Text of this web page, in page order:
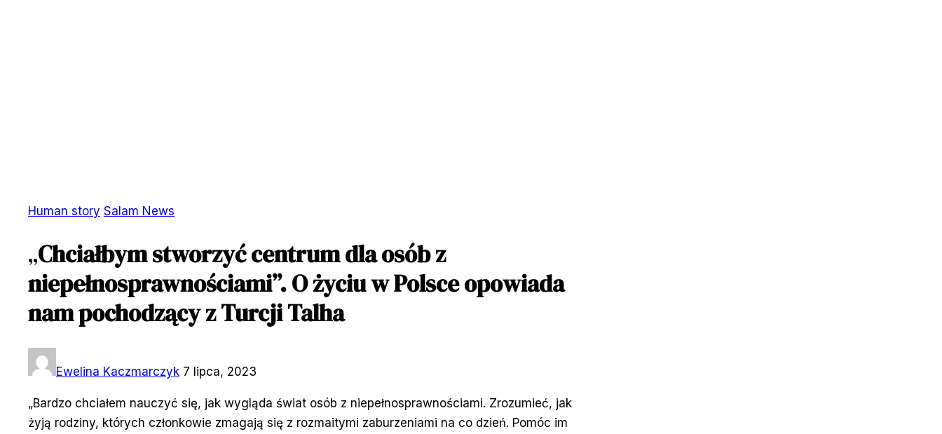
Human story Salam News
„Chciałbym stworzyć centrum dla osób z
niepełnosprawnościami”. O życiu w Polsce opowiada
nam pochodzący z Turcji Talha
Ewelina Kaczmarczyk 7 lipca, 2023
„Bardzo chciałem nauczyć się, jak wygląda świat osób z niepełnosprawnościami. Zrozumieć, jak
żyją rodziny, których członkowie zmagają się z rozmaitymi zaburzeniami na co dzień. Pomóc im